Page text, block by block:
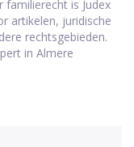
is Judex
artikelen, juridische
rechtsgebieden.
in Almere